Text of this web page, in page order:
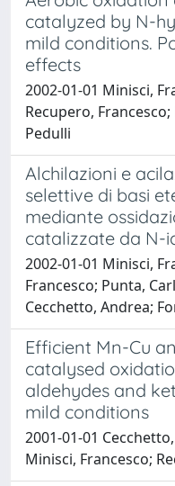
catalyzed by N-
mild conditions.
effects
2002-01-01 Minisci,
Recupero, Francesco;
Pedulli
Alchilazioni e
selettive di basi
mediante
catalizzate da N-
2002-01-01 Minisci,
Francesco; Punta,
Cecchetto, Andrea;
Efficient Mn-Cu
catalysed
aldehydes and
mild conditions
2001-01-01
Minisci, Francesco;